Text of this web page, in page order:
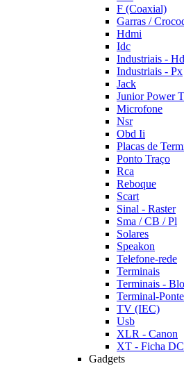
F (Coaxial)
Garras /
Hdmi
Idc
Industriais -
Industriais - Px
Jack
Junior Power
Microfone
Nsr
Obd Ii
Placas de
Ponto Traço
Rca
Reboque
Scart
Sinal - Raster
Sma / CB / Pl
Solares
Speakon
Telefone-rede
Terminais
Terminais -
Terminal-
TV (IEC)
Usb
XLR - Canon
XT - Ficha DC
Gadgets